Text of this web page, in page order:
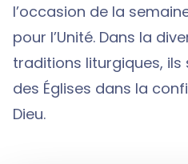
l’occasion de la
pour l’Unité. Dans la
traditions liturgiques, ils
des Églises dans la
Dieu.